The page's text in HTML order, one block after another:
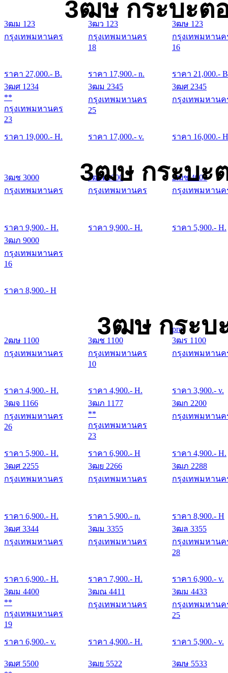
3ฒษ กระบะต
3ฒม 123
กรุงเทพมหานคร
ราคา 27,000.- B.
3ฒว 123
กรุงเทพมหานคร
18
ราคา 17,900.- n.
3ฒษ 123
กรุงเทพมหานค
16
ราคา 21,000.-
3ฒศ 1234
**
กรุงเทพมหานคร
23
ราคา 19,000.- H.
3ฒม 2345
กรุงเทพมหานคร
25
ราคา 17,000.- v.
3ฒศ 2345
กรุงเทพมหานค
ราคา 16,000.-
3ฒษ กระบะ
3ฒช 3000
กรุงเทพมหานคร
ราคา 9,900.- H.
3ฒพ 3000
กรุงเทพมหานคร
ราคา 9,900.- H.
2ฒช 4000
กรุงเทพมหานค
ราคา 5,900.- H.
3ฒภ 9000
กรุงเทพมหานคร
16
ราคา 8,900.- H
3ฒษ กระบ
2ฒษ 1100
กรุงเทพมหานคร
ราคา 4,900.- H.
3ฒช 1100
กรุงเทพมหานคร
10
ราคา 4,900.- H.
pro
3ฒร 1100
กรุงเทพมหานค
ราคา 3,900.- v.
3ฒจ 1166
กรุงเทพมหานคร
26
ราคา 5,900.- H.
3ฒภ 1177
**
กรุงเทพมหานคร
23
ราคา 6,900.- H
3ฒก 2200
กรุงเทพมหานค
ราคา 4,900.- H.
3ฒศ 2255
กรุงเทพมหานคร
ราคา 6,900.- H.
3ฒย 2266
กรุงเทพมหานคร
ราคา 5,900.- n.
3ฒภ 2288
กรุงเทพมหานค
ราคา 8,900.- H
3ฒศ 3344
กรุงเทพมหานคร
ราคา 6,900.- H.
3ฒม 3355
กรุงเทพมหานคร
ราคา 7,900.- H.
3ฒล 3355
กรุงเทพมหานค
28
ราคา 6,900.- v.
3ฒม 4400
**
กรุงเทพมหานคร
19
ราคา 6,900.- v.
3ฒณ 4411
กรุงเทพมหานคร
ราคา 4,900.- H.
3ฒม 4433
กรุงเทพมหานค
25
ราคา 5,900.- v.
3ฒศ 5500
3ฒย 5522
3ฒษ 5533